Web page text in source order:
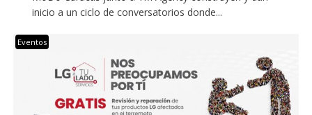
inicio a un ciclo de conversatorios donde...
Eventos